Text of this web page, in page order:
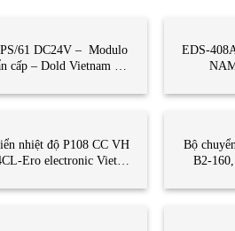
61 DC24V – Modulo
cấp – Dold Vietnam –
EDS-
nhiệt độ P108 CC VH
Ero electronic Viet
Eurotherm
Bộ
B2-